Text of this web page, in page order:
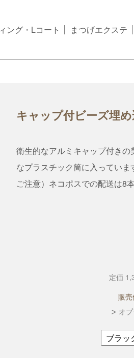
ング・Lコート まつげエクステ
キャップ付ビーズ埋
衛生的なアルミキャップ付き
なプラスチック筒に入っていま
ご注意）ネコポスでの配送は8
定価
販
オ